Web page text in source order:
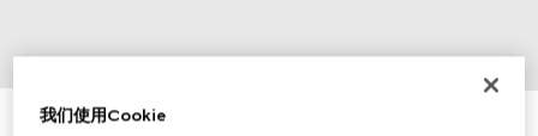
Gucci Horsebit系列18k金钻石手链
我们使用Cookie